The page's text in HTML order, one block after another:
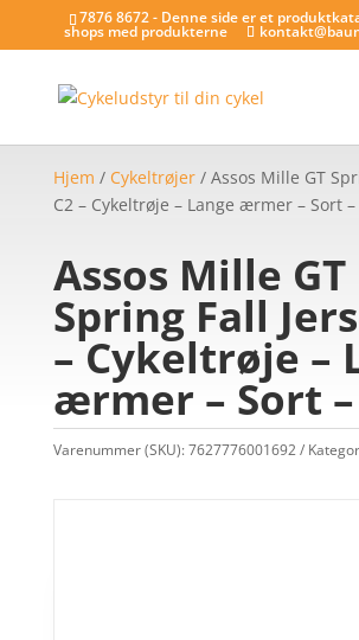
7876 8672 - Denne side er et
shops med produkterne
Hjem / Cykeltrøjer/ Assos Mille GT
C2 – Cykeltrøje – Lange ærmer – Sort –
Assos Mille GT
Spring Fall
– Cykeltrøje –
ærmer – Sort
Varenummer (SKU):7627776001692